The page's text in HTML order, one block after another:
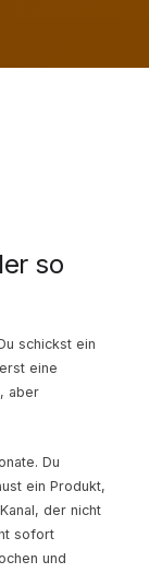
so
schickst ein
eine
aber
Du
ein Produkt,
der nicht
sofort
und